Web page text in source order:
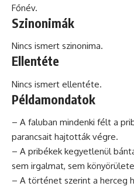
Főnév.
Szinonimák
Nincs ismert szinonima.
Ellentéte
Nincs ismert ellentéte.
Példamondatok
– A faluban mindenki félt a
parancsait hajtották végre.
– A pribékek kegyetlenül
sem irgalmat, sem
– A történet szerint a herceg